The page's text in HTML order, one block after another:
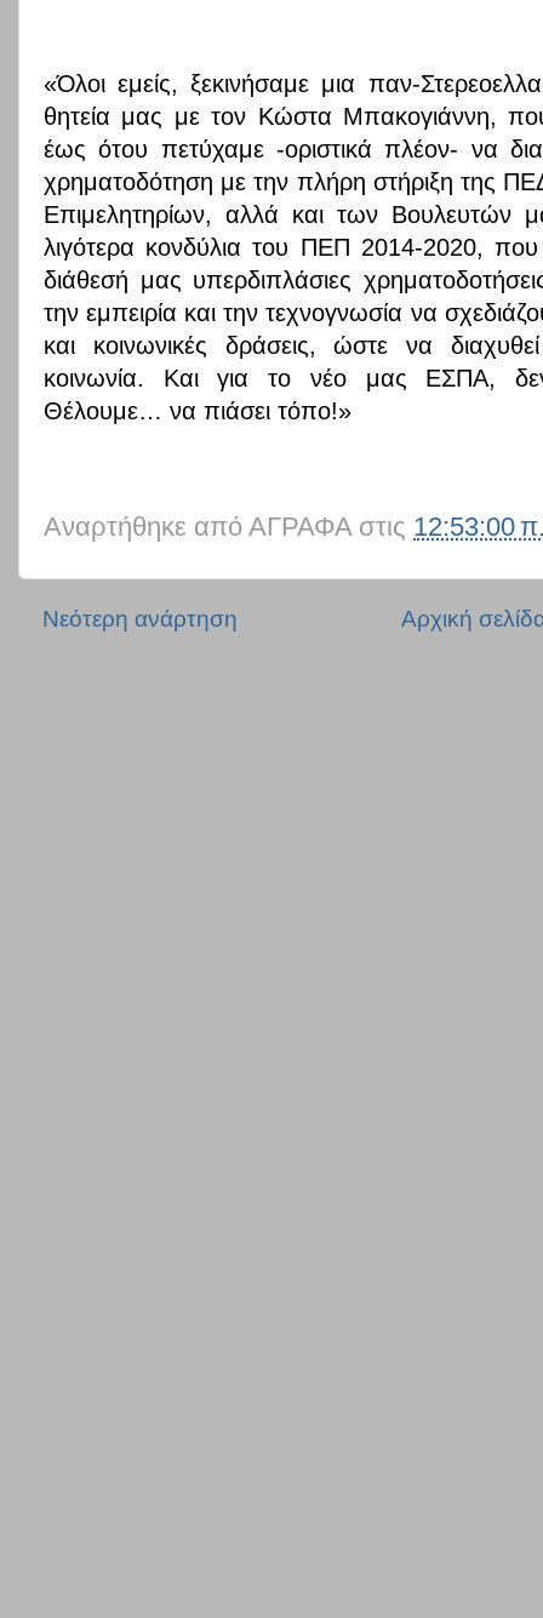
«Όλοι εμείς, ξεκινήσαμε μια παν-
θητεία μας με τον Κώστα Μπακογιάννη,
έως ότου πετύχαμε -οριστικά πλέον- να
χρηματοδότηση με την πλήρη στήριξη της
Επιμελητηρίων, αλλά και των
λιγότερα κονδύλια του ΠΕΠ 2014-2020,
διάθεσή μας υπερδιπλάσιες
την εμπειρία και την τεχνογνωσία να
και κοινωνικές δράσεις, ώστε να
κοινωνία. Και για το νέο μας ΕΣΠΑ,
Θέλουμε… να πιάσει τόπο!»
Αναρτήθηκε από ΑΓΡΑΦΑ στις 12:53:00
Νεότερη ανάρτηση Αρχική